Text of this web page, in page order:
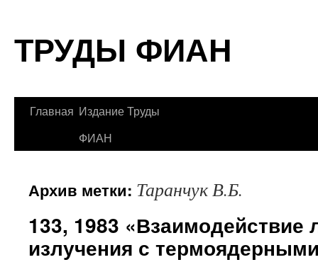
содержимому
ТРУДЫ ФИАН
Главная Издание Труды
ФИАН
Архив метки: Таранчук В.Б.
133, 1983 «Взаимодействие
излучения с